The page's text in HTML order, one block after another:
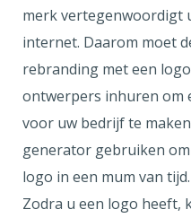
merk vertegenwoordigt
internet. Daarom moet
rebranding met een
ontwerpers inhuren om
voor uw bedrijf te
generator gebruiken
logo in een mum van tijd.
Zodra u een logo heeft,